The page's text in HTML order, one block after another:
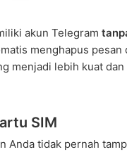
akun Telegram
menghapus pesan
menjadi lebih kuat
SIM
Anda tidak pernah